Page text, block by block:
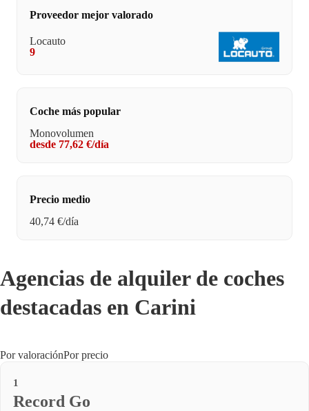
Proveedor mejor valorado
Locauto
9
Coche más popular
Monovolumen
desde 77,62 €/día
Precio medio
40,74 €/día
Agencias de alquiler de coches
destacadas en Carini
Por valoraciónPor precio
1
Record Go